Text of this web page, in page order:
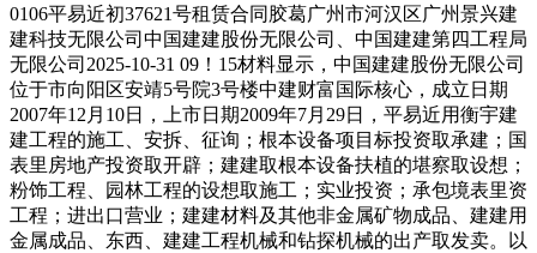
0106平易近初37621号租赁合同胶葛广州市河汉区广州景兴建
建科技无限公司中国建建股份无限公司、中国建建第四工程局
无限公司2025-10-31 09！15材料显示，中国建建股份无限公司
位于市向阳区安靖5号院3号楼中建财富国际核心，成立日期
2007年12月10日，上市日期2009年7月29日，平易近用衡宇建
建工程的施工、安拆、征询；根本设备项目标投资取承建；国
表里房地产投资取开辟；建建取根本设备扶植的堪察取设想；
粉饰工程、园林工程的设想取施工；实业投资；承包境表里资
工程；进出口营业；建建材料及其他非金属矿物成品、建建用
金属成品、东西、建建工程机械和钻探机械的出产取发卖。以